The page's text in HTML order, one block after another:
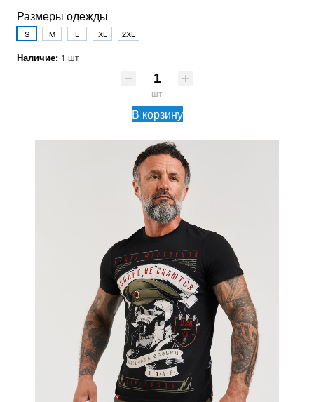
Размеры одежды
S M L XL 2XL
Наличие: 1 шт
шт
В корзину